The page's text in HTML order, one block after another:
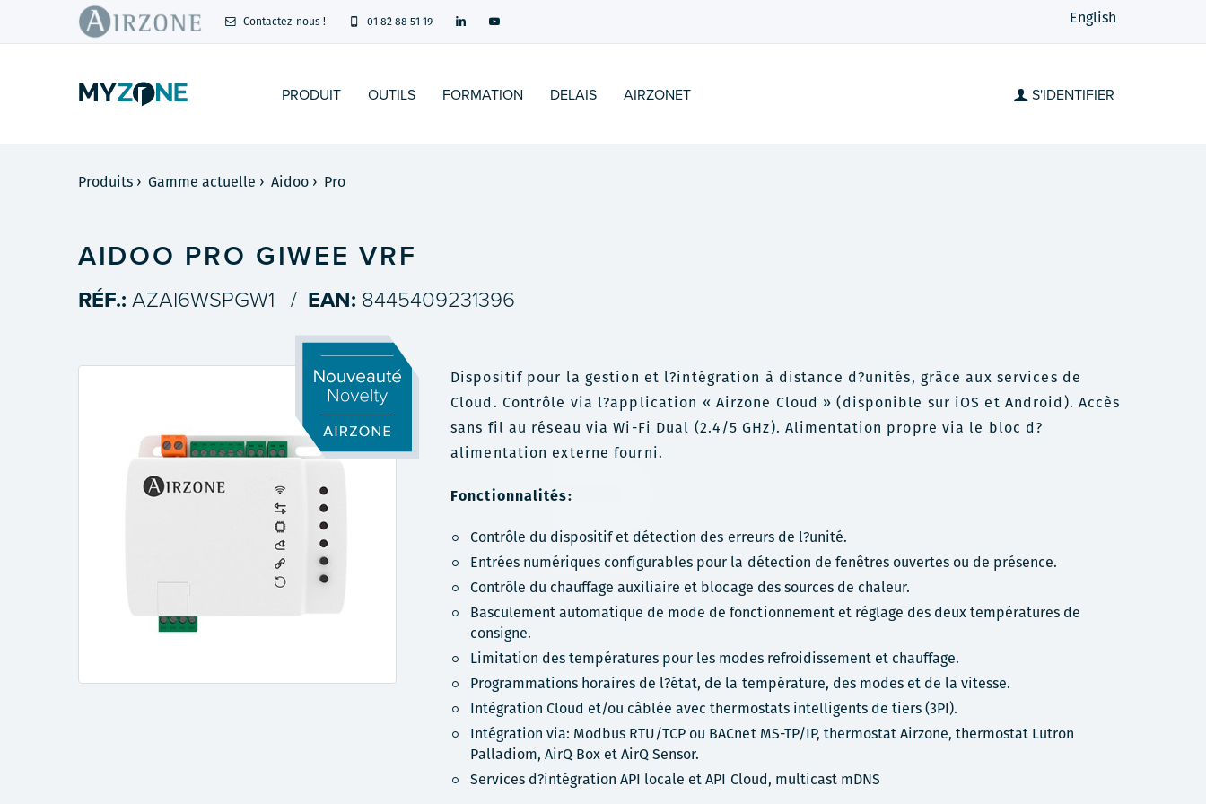
Contactez-nous ! 01 82 88 51 19 English
PRODUIT OUTILS FORMATION DELAIS AIRZONET S'IDENTIFIER
Produits › Gamme actuelle › Aidoo › Pro
AIDOO PRO GIWEE VRF
RÉF.: AZAI6WSPGW1 / EAN: 8445409231396
Dispositif pour la gestion et l?intégration à distance d?unités, grâce aux services de
Cloud. Contrôle via l?application « Airzone Cloud » (disponible sur iOS et Android). Accès
sans fil au réseau via Wi-Fi Dual (2.4/5 GHz). Alimentation propre via le bloc d?
alimentation externe fourni.
Fonctionnalités:
Contrôle du dispositif et détection des erreurs de l?unité.
Entrées numériques configurables pour la détection de fenêtres ouvertes ou de présence.
Contrôle du chauffage auxiliaire et blocage des sources de chaleur.
Basculement automatique de mode de fonctionnement et réglage des deux températures de
consigne.
Limitation des températures pour les modes refroidissement et chauffage.
Programmations horaires de l?état, de la température, des modes et de la vitesse.
Intégration Cloud et/ou câblée avec thermostats intelligents de tiers (3PI).
Intégration via: Modbus RTU/TCP ou BACnet MS-TP/IP, thermostat Airzone, thermostat Lutron
Palladiom, AirQ Box et AirQ Sensor.
Services d?intégration API locale et API Cloud, multicast mDNS